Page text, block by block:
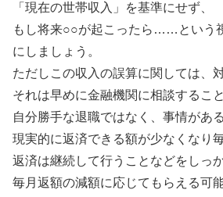
「現在の世帯収入」を基準にせず、
もし将来○○が起こったら……という
にしましょう。
ただしこの収入の誤算に関しては、
それは早めに金融機関に相談すること
自分勝手な退職ではなく、事情がある
現実的に返済できる額が少なくなり
返済は継続して行うことなどをしっ
毎月返額の減額に応じてもらえる可